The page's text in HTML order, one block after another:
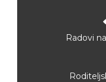
Radovi